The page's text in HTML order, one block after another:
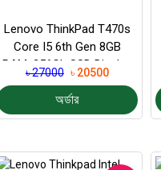
Lenovo ThinkPad T470s
Core I5 6th Gen 8GB
RAM, 256Gb SSD Display
14" (Touch)
৳ 27000 ৳ 20500
অর্ডার